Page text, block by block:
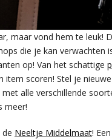
maar vond hem te leuk!
die je kan verwachten
op! Van het schattige
item scoren! Stel je
alle verschillende
meer!
Neeltje Middelmaat!